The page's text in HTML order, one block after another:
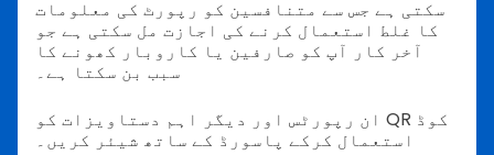
سکتی ہے جس سے متنافسین کو رپورٹ کی معلومات
کا غلط استعمال کرنے کی اجازت مل سکتی ہے جو
آخر کار آپ کو صارفین یا کاروبار کھونے کا
سبب بن سکتا ہے۔
ان رپورٹس اور دیگر اہم دستاویزات کو QR کوڈ
استعمال کرکے پاسورڈ کے ساتھ شیئر کریں۔